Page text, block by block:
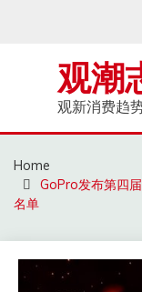
观潮
观新消费趋
Home
GoPro发布第四
名单